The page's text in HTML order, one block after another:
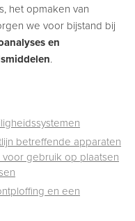
het opmaken van
we voor bijstand bij
en
.
betreffende apparaten
gebruik op plaatsen
en een